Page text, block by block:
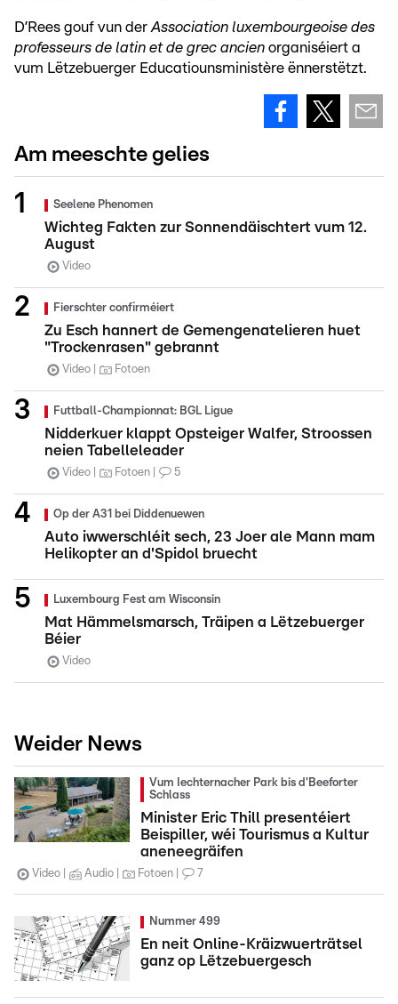
D’Rees gouf vun der Association luxembourgeoise des
professeurs de latin et de grec ancien organiséiert a
vum Lëtzebuerger Educatiounsministère ënnerstëtzt.
Am meeschte gelies
Seelene Phenomen
Wichteg Fakten zur Sonnendäischtert vum 12.
August
Video
Fierschter confirméiert
Zu Esch hannert de Gemengenatelieren huet
"Trockenrasen" gebrannt
Video Fotoen
Futtball-Championnat: BGL Ligue
Nidderkuer klappt Opsteiger Walfer, Stroossen
neien Tabelleleader
Video Fotoen 5
Op der A31 bei Diddenuewen
Auto iwwerschléit sech, 23 Joer ale Mann mam
Helikopter an d'Spidol bruecht
Luxembourg Fest am Wisconsin
Mat Hämmelsmarsch, Träipen a Lëtzebuerger
Béier
Video
Weider News
Vum Iechternacher Park bis d'Beeforter
Schlass
Minister Eric Thill presentéiert
Beispiller, wéi Tourismus a Kultur
aneneegräifen
Video Audio Fotoen 7
Nummer 499
En neit Online-Kräizwuerträtsel
ganz op Lëtzebuergesch